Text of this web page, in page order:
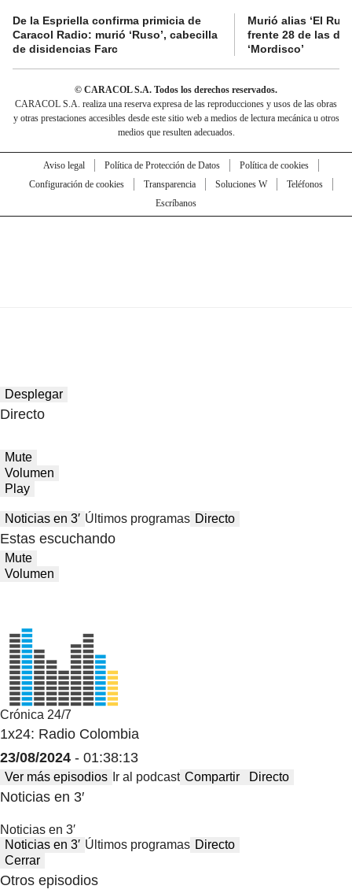
De la Espriella confirma primicia de
Caracol Radio: murió ‘Ruso’, cabecilla
de disidencias Farc
Murió alias ‘El
frente 28 de las
‘Mordisco’
© CARACOL S.A. Todos los derechos reservados.
CARACOL S.A. realiza una reserva expresa de las reproducciones y usos de las obras
y otras prestaciones accesibles desde este sitio web a medios de lectura mecánica u otros
medios que resulten adecuados.
Aviso legal Política de Protección de Datos
Política de cookies
Configuración de cookies
Transparencia Soluciones W
Teléfonos
Escríbanos
Desplegar
Directo
Mute
Volumen
Play
Noticias en 3′ Últimos programas Directo
Estas escuchando
Mute
Volumen
Crónica 24/7
1x24: Radio Colombia
23/08/2024 - 01:38:13
Ver más episodios Ir al podcast Compartir Directo
Noticias en 3′
Noticias en 3′
Noticias en 3′ Últimos programas Directo
Cerrar
Otros episodios